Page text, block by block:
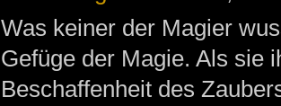
Was keiner der Magier
Gefüge der Magie. Als sie
Beschaffenheit des